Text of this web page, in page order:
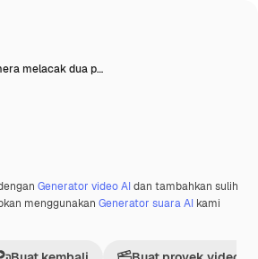
melacak dua p…
Generator video AIdan tambahkan sulih
menggunakan Generator suara AIkami